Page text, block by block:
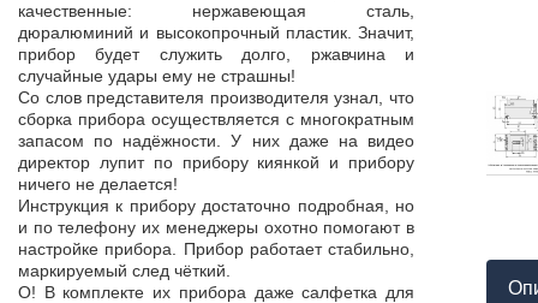
качественные: нержавеющая сталь,
дюралюминий и высокопрочный пластик. Значит,
прибор будет служить долго, ржавчина и
случайные удары ему не страшны!
Со слов представителя производителя узнал, что
сборка прибора осуществляется с многократным
запасом по надёжности. У них даже на видео
директор лупит по прибору киянкой и прибору
ничего не делается!
Инструкция к прибору достаточно подробная, но
и по телефону их менеджеры охотно помогают в
настройке прибора. Прибор работает стабильно,
маркируемый след чёткий.
О! В комплекте их прибора даже салфетка для
На
впервые
Приятно
поставщиком!